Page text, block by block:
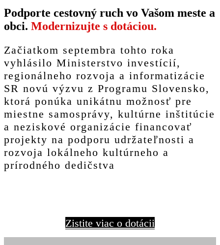
Podporte cestovný ruch vo Vašom meste a
obci. Modernizujte s dotáciou.
Začiatkom septembra tohto roka
vyhlásilo Ministerstvo investícií,
regionálneho rozvoja a informatizácie
SR novú výzvu z Programu Slovensko,
ktorá ponúka unikátnu možnosť pre
miestne samosprávy, kultúrne inštitúcie
a neziskové organizácie financovať
projekty na podporu udržateľnosti a
rozvoja lokálneho kultúrneho a
prírodného dedičstva
Zistite viac o dotácii